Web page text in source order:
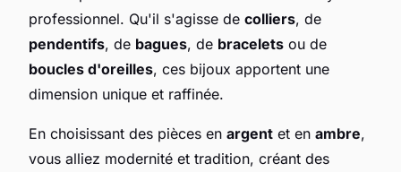
professionnel. Qu'il s'agisse de colliers, de
pendentifs, de bagues, de bracelets ou de
boucles d'oreilles, ces bijoux apportent une
dimension unique et raffinée.
En choisissant des pièces en argent et en ambre,
vous alliez modernité et tradition, créant des